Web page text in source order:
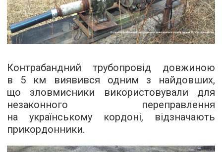
Контрабандний трубопровід довжиною
в 5 км виявився одним з найдовших,
що зловмисники використовували для
незаконного переправлення
на українському кордоні, відзначають
прикордонники.